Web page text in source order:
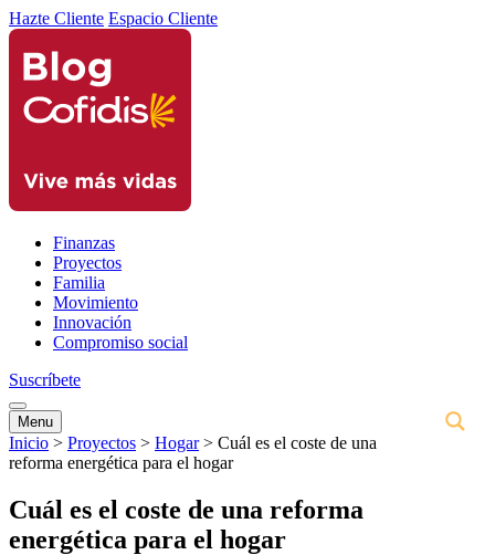
Hazte Cliente Espacio Cliente
Finanzas
Proyectos
Familia
Movimiento
Innovación
Compromiso social
Suscríbete
Menu
Inicio > Proyectos > Hogar > Cuál es el coste de una
reforma energética para el hogar
Cuál es el coste de una reforma
energética para el hogar